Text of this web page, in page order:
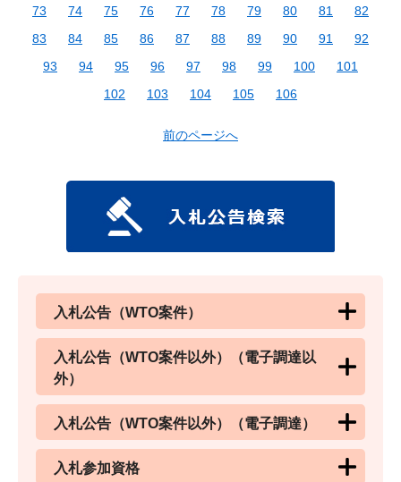
73
74 75 76 77 78 79 80 81
82
83
84 85 86 87 88 89 90 91
92
93
94 95 96 97 98 99 100
101
102
103 104 105 106
前のページへ
入札公告（WTO案件）
入札公告（WTO案件以外）（電子調達以
外）
入札公告（WTO案件以外）（電子調達）
入札参加資格